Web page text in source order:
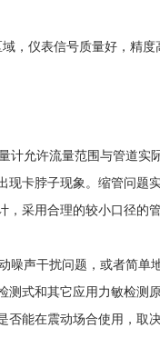
，仪表信号质量好，精度
计允许流量范围与管道实
现卡脖子现象。缩管问题
，采用合理的较小口径的
声干扰问题，或者简单
测式和其它应用力敏检测
否能在震动场合使用，取